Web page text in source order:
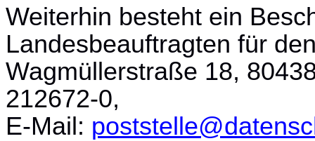
Weiterhin besteht ein
Landesbeauftragten für
Wagmüllerstraße 18,
212672-0,
E-Mail: